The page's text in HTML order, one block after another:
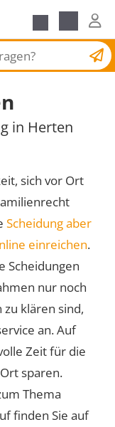
in Herten
sich vor Ort
Scheidung aber
einreichen.
Scheidungen
nur noch
klären sind,
an. Auf
Zeit für die
sparen.
Thema
finden Sie auf